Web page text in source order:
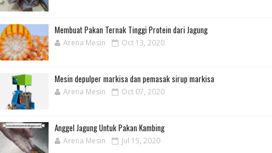
Membuat Pakan Ternak Tinggi Protein dari Jagung
Arena Mesin Oct 13, 2020
Mesin depulper markisa dan pemasak sirup markisa
Arena Mesin Oct 07, 2020
Anggel Jagung Untuk Pakan Kambing
Arena Mesin Jul 15, 2020